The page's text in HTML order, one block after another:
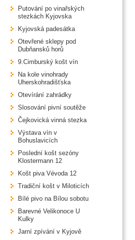
Putování po vinařských
stezkách Kyjovska
Kyjovská padesátka
Otevřené sklepy pod
Dubňansků horů
9.Cimburský košt vín
Na kole vinohrady
Uherskohradišťska
Otevírání zahrádky
Slosování pivní soutěže
Čejkovická vinná stezka
Výstava vín v
Bohuslavicích
Poslední košt sezóny
Klostermann 12
Košt piva Vévoda 12
Tradiční košt v Miloticích
Bílé pivo na Bílou sobotu
Barevné Velikonoce U
Kulky
Jarní zpívání v Kyjově